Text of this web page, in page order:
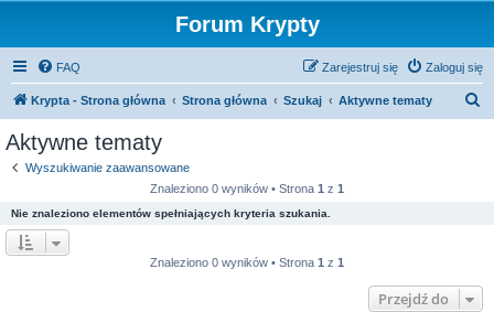
Forum Krypty
FAQ Zaloguj się
Zarejestruj się
Krypta - Strona główna Strona główna Szukaj Aktywne tematy
Aktywne tematy
Wyszukiwanie zaawansowane
Znaleziono 0 wyników • Strona 1 z 1
Nie znaleziono elementów spełniających kryteria szukania.
Znaleziono 0 wyników • Strona 1 z 1
Przejdź do